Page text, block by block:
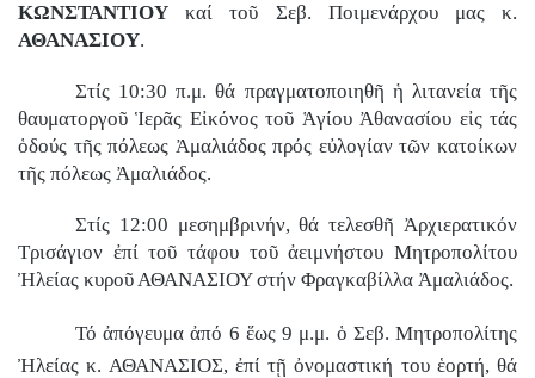
ΚΩΝΣΤΑΝΤΙΟΥ καί τοῦ Σεβ. Ποιμενάρχου μας κ.
ΑΘΑΝΑΣΙΟΥ.
Στίς 10:30 π.μ. θά πραγματοποιηθῆ ἡ λιτανεία τῆς
θαυματοργοῦ Ἱερᾶς Εἰκόνος τοῦ Ἁγίου Ἀθανασίου εἰς τάς
ὁδούς τῆς πόλεως Ἀμαλιάδος πρός εὐλογίαν τῶν κατοίκων
τῆς πόλεως Ἀμαλιάδος.
Στίς 12:00 μεσημβρινήν, θά τελεσθῆ Ἀρχιερατικόν
Τρισάγιον ἐπί τοῦ τάφου τοῦ ἀειμνήστου Μητροπολίτου
Ἠλείας κυροῦ ΑΘΑΝΑΣΙΟΥ στήν Φραγκαβίλλα Ἀμαλιάδος.
Τό ἀπόγευμα ἀπό 6 ἕως 9 μ.μ. ὁ Σεβ. Μητροπολίτης
Ἠλείας κ. ΑΘΑΝΑΣΙΟΣ, ἐπί τῇ ὀνομαστική του ἑορτή, θά